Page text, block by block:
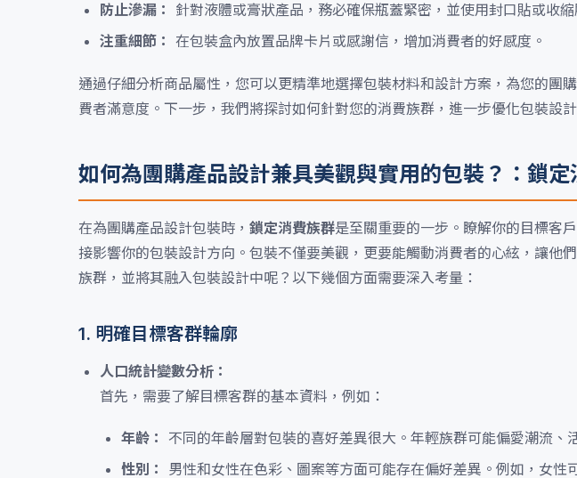
防止滲漏：
針對液體或膏狀產品，務必確保瓶蓋緊密，並使用封口貼或收縮
注重細節： 在包裝盒內放置品牌卡片或感謝信，增加消費者的好感度。
通過仔細分析商品屬性，您可以更精準地選擇包裝材料和設計方案，為您的團
費者滿意度。下一步，我們將探討如何針對您的消費族群，進一步優化包裝設計
如何為團購產品設計兼具美觀與實用的包裝？：鎖定
在為團購產品設計包裝時， 鎖定消費族群是至關重要的一步。瞭解你的目標客
接影響你的包裝設計方向。包裝不僅要美觀，更要能觸動消費者的心絃，讓他
族群，並將其融入包裝設計中呢？以下幾個方面需要深入考量：
1. 明確目標客群輪廓
人口統計變數分析：
首先，需要了解目標客群的基本資料，例如：
年齡：
不同的年齡層對包裝的喜好差異很大。年輕族群可能偏愛潮流、
性別：
男性和女性在色彩、圖案等方面可能存在偏好差異。例如，女